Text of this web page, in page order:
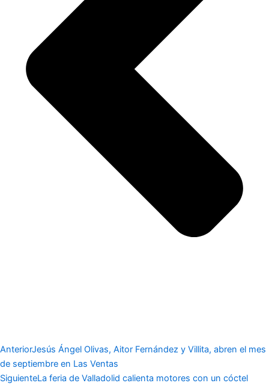
AnteriorJesús Ángel Olivas, Aitor Fernández y Villita, abren el mes
de septiembre en Las Ventas
SiguienteLa feria de Valladolid calienta motores con un cóctel